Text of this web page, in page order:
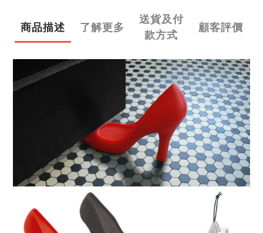
商品描述 了解更多
送貨及付
款方式
顧客評價